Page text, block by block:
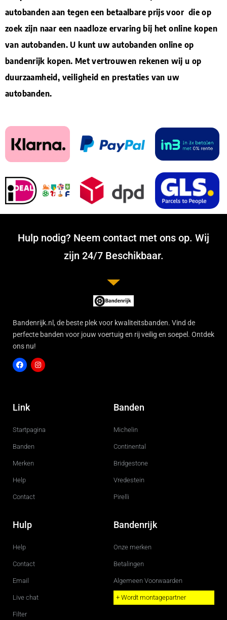
autobanden aan tegen een betaalbare prijs voor die op
zoek zijn naar een naadloze ervaring bij het online kopen
van autobanden. U kunt uw autobanden online op
bandenrijk kopen. Met vertrouwen rekenen wij u op
duurzaamheid, veiligheid en prestaties van uw
autobanden.
Hulp nodig? Neem contact met ons op. Wij
zijn 24/7 Beschikbaar.
Bandenrijk.nl, de beste plek voor kwaliteitsbanden. Vind de
perfecte banden voor jouw voertuig en rij veilig en soepel. Ontdek
ons nu!
c
e
o
g
r
Link
Startpagina
Banden
Merken
Help
Contact
Banden
Michelin
Continental
Bridgestone
Vredestein
Pirelli
Hulp
Help
Contact
Email
Live chat
Filter
Bandenrijk
Onze merken
Betalingen
Algemeen Voorwaarden
+ Wordt montagepartner